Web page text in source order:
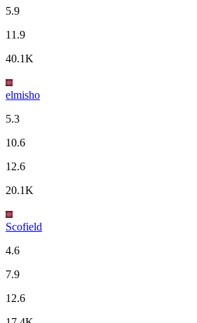
5.9
11.9
40.1K
elmisho
5.3
10.6
12.6
20.1K
Scofield
4.6
7.9
12.6